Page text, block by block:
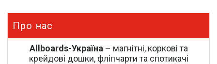
Про нас
Allboards-Україна – магнітні, коркові та
крейдові дошки, фліпчарти та спотикачі